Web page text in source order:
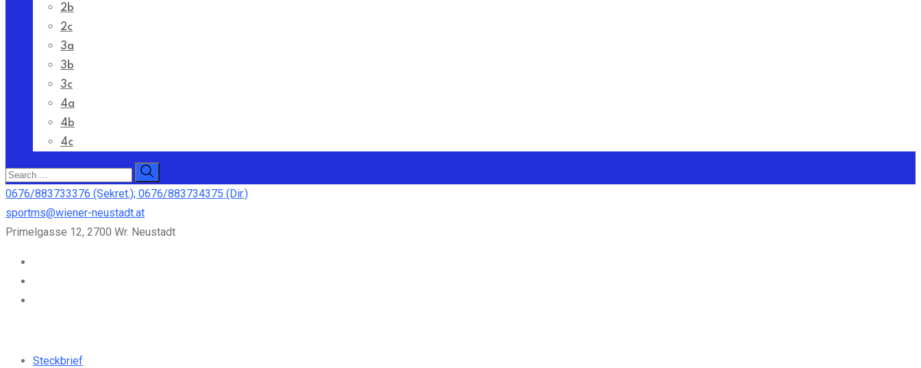
2b
2c
3a
3b
3c
4a
4b
4c
0676/883733376 (Sekret.); 0676/883734375 (Dir.)
sportms@wiener-neustadt.at
Primelgasse 12, 2700 Wr. Neustadt
Steckbrief